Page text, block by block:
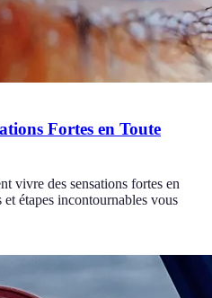
Fortes en Toute
vivre des sensations fortes en
étapes incontournables vous